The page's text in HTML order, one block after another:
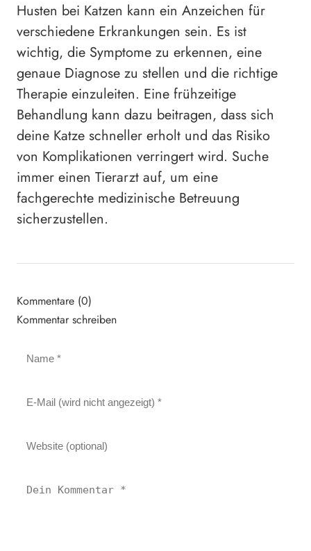
Husten bei Katzen kann ein Anzeichen für
verschiedene Erkrankungen sein. Es ist
wichtig, die Symptome zu erkennen, eine
genaue Diagnose zu stellen und die richtige
Therapie einzuleiten. Eine frühzeitige
Behandlung kann dazu beitragen, dass sich
deine Katze schneller erholt und das Risiko
von Komplikationen verringert wird. Suche
immer einen Tierarzt auf, um eine
fachgerechte medizinische Betreuung
sicherzustellen.
Kommentare (0)
Kommentar schreiben